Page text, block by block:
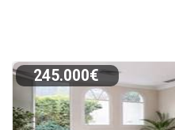
245.000€